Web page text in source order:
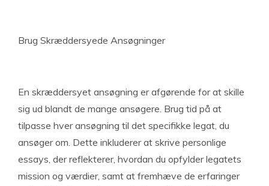
Brug Skræddersyede Ansøgninger
En skræddersyet ansøgning er afgørende for at skille
sig ud blandt de mange ansøgere. Brug tid på at
tilpasse hver ansøgning til det specifikke legat, du
ansøger om. Dette inkluderer at skrive personlige
essays, der reflekterer, hvordan du opfylder legatets
mission og værdier, samt at fremhæve de erfaringer